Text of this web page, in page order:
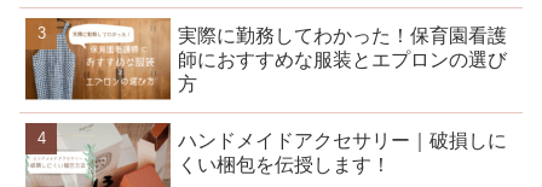
実際に勤務してわかった！保育園看護
師におすすめな服装とエプロンの選び
方
ハンドメイドアクセサリー｜破損しに
くい梱包を伝授します！